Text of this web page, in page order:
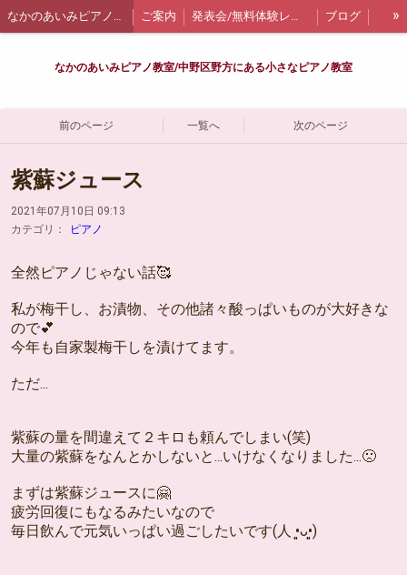
なかのあいみピアノ教室 ご案内 発表会/無料体験レッスン ブログ »
なかのあいみピアノ教室/中野区野方にある小さなピアノ教室
前のページ 一覧へ 次のページ
紫蘇ジュース
2021年07月10日 09:13
カテゴリ：
ピアノ
全然ピアノじゃない話🥰
私が梅干し、お漬物、その他諸々酸っぱいものが大好きな
ので💕
今年も自家製梅干しを漬けてます。
ただ...
紫蘇の量を間違えて２キロも頼んでしまい(笑)
大量の紫蘇をなんとかしないと...いけなくなりました...🙁
まずは紫蘇ジュースに🤗
疲労回復にもなるみたいなので
毎日飲んで元気いっぱい過ごしたいです(人 •͈ᴗ•͈)